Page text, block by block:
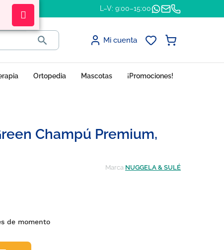
L–V: 9:00–15:00
 Mi cuenta
Ortopedia Mascotas ¡Promociones!
Champú Premium,
Marca NUGGELA & SULÉ
de momento